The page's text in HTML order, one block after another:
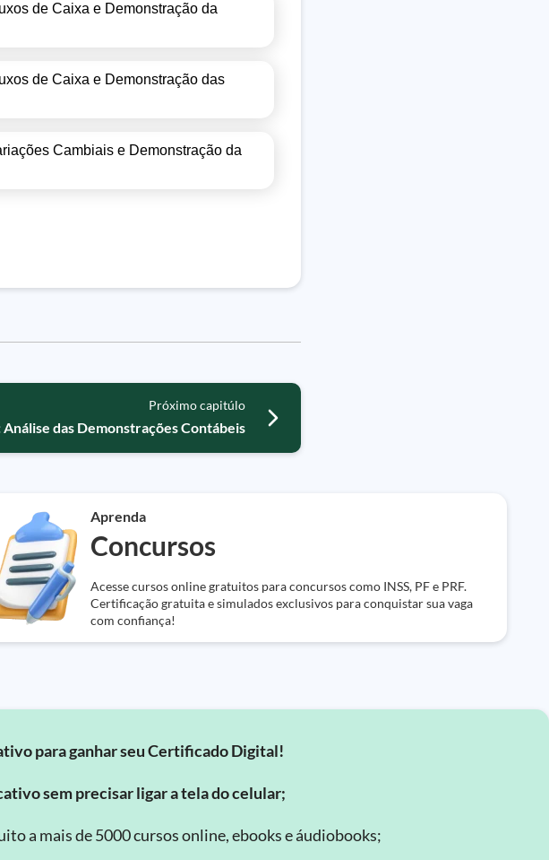
de Caixa e Demonstração da
de Caixa e Demonstração das
Cambiais e Demonstração da
Próximo capitúlo
das Demonstrações Contábeis
Aprenda
Concursos
Acesse cursos online gratuitos para concursos como INSS, PF e PRF.
Certificação gratuita e simulados exclusivos para conquistar sua vaga
com confiança!
para ganhar seu Certificado Digital!
sem precisar ligar a tela do celular;
a mais de 5000 cursos online, ebooks e áudiobooks;